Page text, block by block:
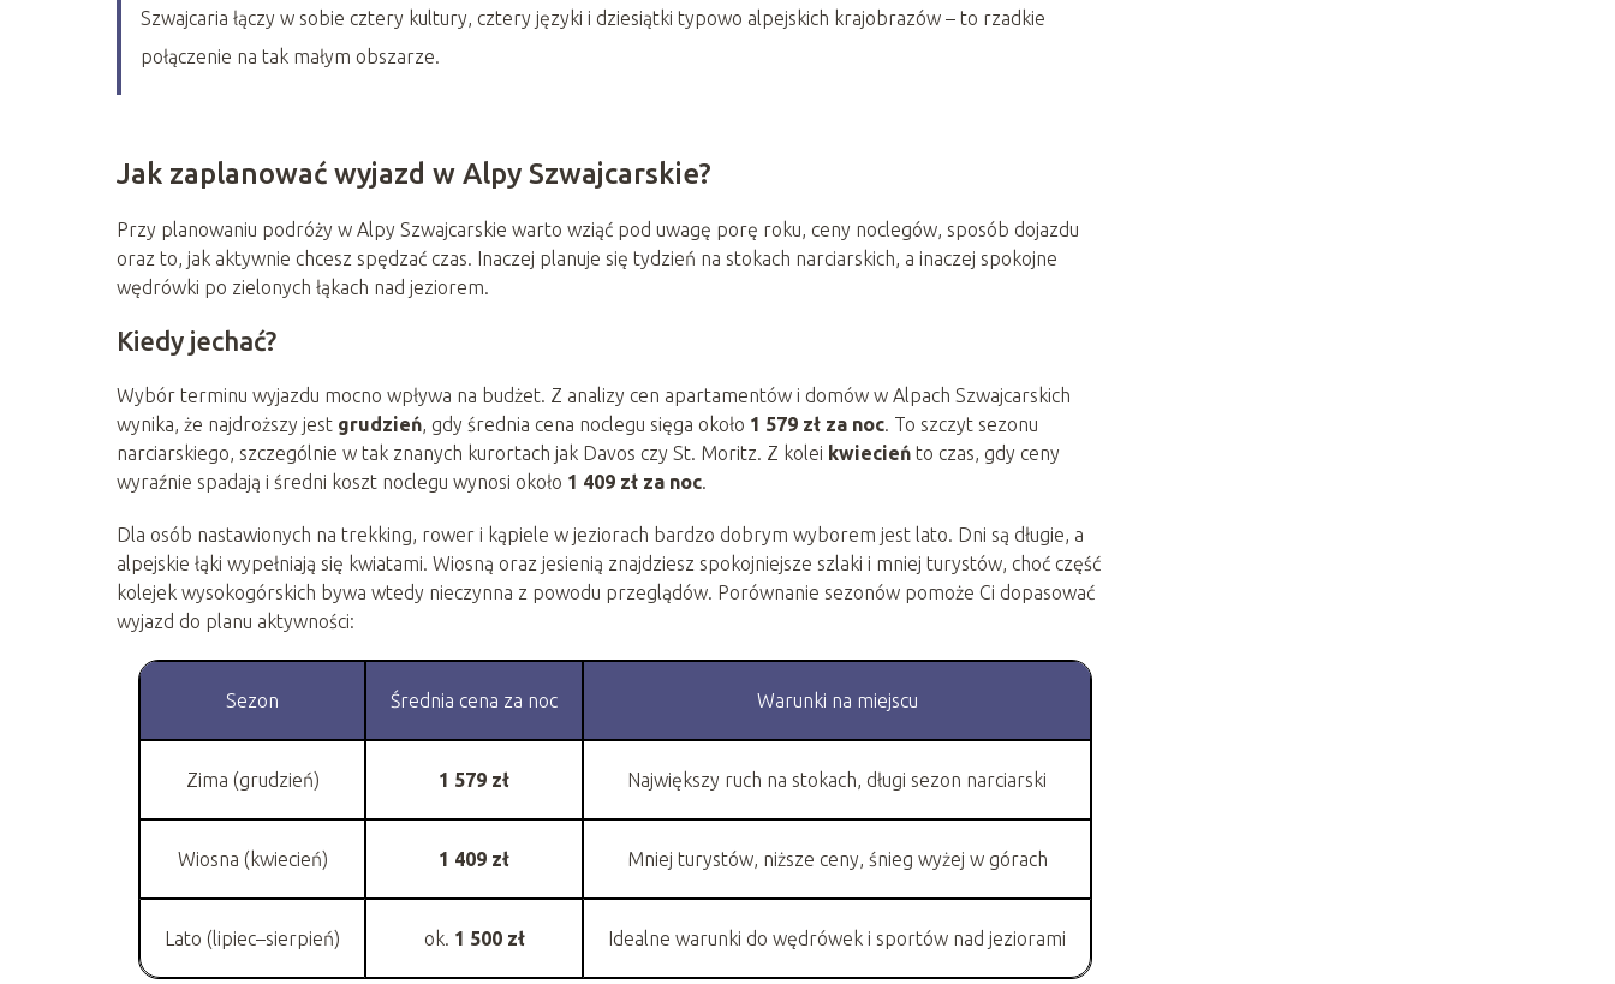
Szwajcaria łączy w sobie cztery kultury, cztery języki i dziesiątki typowo alpejskich krajobrazów – to rzadkie
połączenie na tak małym obszarze.
Jak zaplanować wyjazd w Alpy Szwajcarskie?
Przy planowaniu podróży w Alpy Szwajcarskie warto wziąć pod uwagę porę roku, ceny noclegów, sposób dojazdu
oraz to, jak aktywnie chcesz spędzać czas. Inaczej planuje się tydzień na stokach narciarskich, a inaczej spokojne
wędrówki po zielonych łąkach nad jeziorem.
Kiedy jechać?
Wybór terminu wyjazdu mocno wpływa na budżet. Z analizy cen apartamentów i domów w Alpach Szwajcarskich
wynika, że najdroższy jest grudzień, gdy średnia cena noclegu sięga około 1 579 zł za noc. To szczyt sezonu
narciarskiego, szczególnie w tak znanych kurortach jak Davos czy St. Moritz. Z kolei kwiecień to czas, gdy ceny
wyraźnie spadają i średni koszt noclegu wynosi około 1 409 zł za noc.
Dla osób nastawionych na trekking, rower i kąpiele w jeziorach bardzo dobrym wyborem jest lato. Dni są długie, a
alpejskie łąki wypełniają się kwiatami. Wiosną oraz jesienią znajdziesz spokojniejsze szlaki i mniej turystów, choć część
kolejek wysokogórskich bywa wtedy nieczynna z powodu przeglądów. Porównanie sezonów pomoże Ci dopasować
wyjazd do planu aktywności:
Sezon Średnia cena za noc Warunki na miejscu
Zima (grudzień) 1 579 zł Największy ruch na stokach, długi sezon narciarski
Wiosna (kwiecień) 1 409 zł Mniej turystów, niższe ceny, śnieg wyżej w górach
Lato (lipiec–sierpień) ok. 1 500 zł Idealne warunki do wędrówek i sportów nad jeziorami